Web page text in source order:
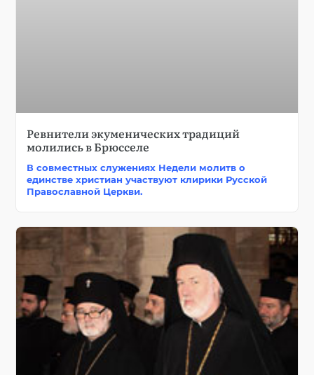
Ревнители экуменических традиций
молились в Брюсселе
В совместных служениях Недели молитв о
единстве христиан участвуют клирики Русской
Православной Церкви.